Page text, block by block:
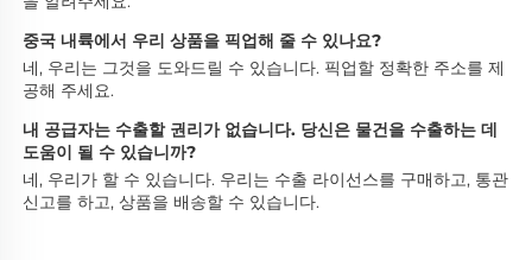
중국 내륙에서 우리 상품을 픽업해 줄 수 있나요?
네, 우리는 그것을 도와드릴 수 있습니다. 픽업할 정확한 주소를 제
공해 주세요.
내 공급자는 수출할 권리가 없습니다. 당신은 물건을 수출하는 데
도움이 될 수 있습니까?
네, 우리가 할 수 있습니다. 우리는 수출 라이선스를 구매하고, 통관
신고를 하고, 상품을 배송할 수 있습니다.